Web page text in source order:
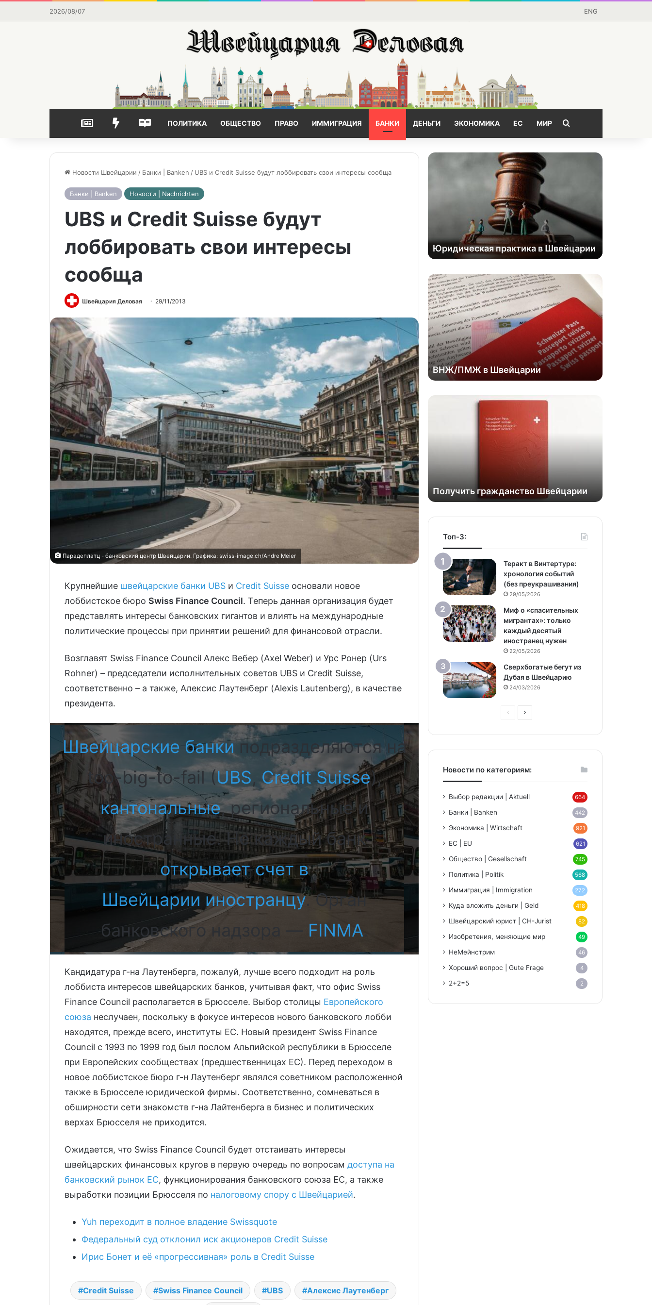
2026/08/07 ENG
НОВОСТИВЫБОР РЕДАКЦИИЧАСТО ЧИТАЕМОЕ
ПОЛИТИКА ОБЩЕСТВО ПРАВО ИММИГРАЦИЯ БАНКИ ДЕНЬГИ ЭКОНОМИКА ЕС МИР Поищем?
Новости Швейцарии / Банки | Banken / UBS и Credit Suisse будут лоббировать свои интересы сообща
Банки | Banken Новости | Nachrichten
UBS и Credit Suisse будут
лоббировать свои интересы
сообща
Швейцария Деловая 29/11/2013
Парадеплатц - банковский центр Швейцарии. Графика: swiss-imаgе.сh/Andre Meier
Крупнейшие швейцарские банки UBS и Credit Suisse основали новое
лоббистское бюро Swiss Finance Council. Теперь данная организация будет
представлять интересы банковских гигантов и влиять на международные
политические процессы при принятии решений для финансовой отрасли.
Возглавят Swiss Finance Council Алекс Вебер (Axel Weber) и Урс Ронер (Urs
Rohner) – председатели исполнительных советов UBS и Credit Suisse,
соответственно – а также, Алексис Лаутенберг (Alexis Lautenberg), в качестве
президента.
Швейцарские банкиподразделяются на
too-big-to-fail (UBS,Credit Suisse),
кантональные, региональные и
иностранные. Не каждый банк
открывает счет в
Швейцарии иностранцу. Орган
банковского надзора — FINMA.
Кандидатура г-на Лаутенберга, пожалуй, лучше всего подходит на роль
лоббиста интересов швейцарских банков, учитывая факт, что офис Swiss
Finance Council располагается в Брюсселе. Выбор столицы Европейского
союза неслучаен, поскольку в фокусе интересов нового банковского лобби
находятся, прежде всего, институты ЕС. Новый президент Swiss Finance
Council с 1993 по 1999 год был послом Альпийской республики в Брюсселе
при Европейских сообществах (предшественницах ЕС). Перед переходом в
новое лоббистское бюро г-н Лаутенберг являлся советником расположенной
также в Брюсселе юридической фирмы. Соответственно, сомневаться в
обширности сети знакомств г-на Лайтенберга в бизнес и политических
верхах Брюсселя не приходится.
Ожидается, что Swiss Finance Council будет отстаивать интересы
швейцарских финансовых кругов в первую очередь по вопросам доступа на
банковский рынок ЕС, функционирования банковского союза ЕС, а также
выработки позиции Брюсселя по налоговому спору с Швейцарией.
Yuh переходит в полное владение Swissquote
Федеральный суд отклонил иск акционеров Credit Suisse
Ирис Бонет и её «прогрессивная» роль в Credit Suisse
Credit Suisse Swiss Finance Council UBS Алексис Лаутенберг
Юридическая практика в Швейцарии
ВНЖ/ПМЖ в Швейцарии
Получить гражданство Швейцарии
Топ-3:
Теракт в Винтертуре:
хронология событий
(без преукрашивания)
29/05/2026
Миф о «спасительных
мигрантах»: только
каждый десятый
иностранец нужен
22/05/2026
Сверхбогатые бегут из
Дубая в Швейцарию
24/03/2026
Предыдущая
Следующая
Новости по категориям:
Выбор редакции | Aktuell 664
Банки | Banken 442
Экономика | Wirtschaft 921
ЕС | EU 621
Общество | Gesellschaft 745
Политика | Politik 568
Иммиграция | Immigration 272
Куда вложить деньги | Geld 418
Швейцарский юрист | CH-Jurist 82
Изобретения, меняющие мир 49
НеМейнстрим 46
Хороший вопрос | Gute Frage 4
2+2=5 2